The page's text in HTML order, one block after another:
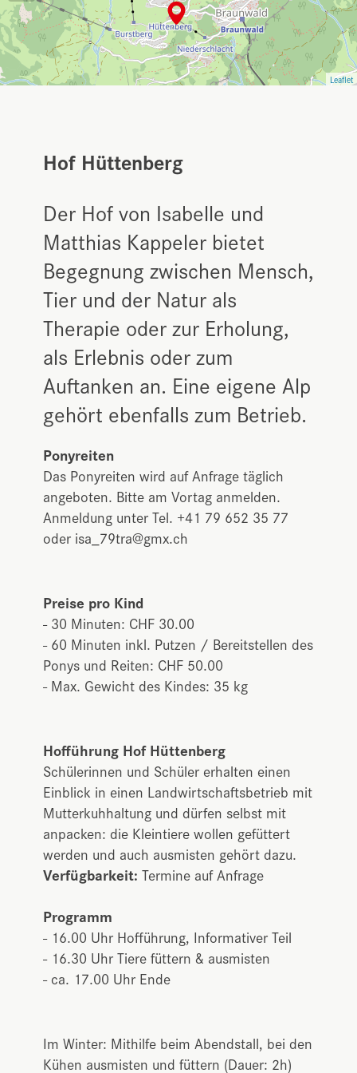
Leaflet
Hof Hüttenberg
Der Hof von Isabelle und
Matthias Kappeler bietet
Begegnung zwischen Mensch,
Tier und der Natur als
Therapie oder zur Erholung,
als Erlebnis oder zum
Auftanken an. Eine eigene Alp
gehört ebenfalls zum Betrieb.
Ponyreiten
Das Ponyreiten wird auf Anfrage täglich
angeboten. Bitte am Vortag anmelden.
Anmeldung unter Tel. +41 79 652 35 77
oder isa_79tra@gmx.ch
Preise pro Kind
- 30 Minuten: CHF 30.00
- 60 Minuten inkl. Putzen / Bereitstellen des
Ponys und Reiten: CHF 50.00
- Max. Gewicht des Kindes: 35 kg
Hofführung Hof Hüttenberg
Schülerinnen und Schüler erhalten einen
Einblick in einen Landwirtschaftsbetrieb mit
Mutterkuhhaltung und dürfen selbst mit
anpacken: die Kleintiere wollen gefüttert
werden und auch ausmisten gehört dazu.
Verfügbarkeit: Termine auf Anfrage
Programm
- 16.00 Uhr Hofführung, Informativer Teil
- 16.30 Uhr Tiere füttern & ausmisten
- ca. 17.00 Uhr Ende
Im Winter: Mithilfe beim Abendstall, bei den
Kühen ausmisten und füttern (Dauer: 2h)